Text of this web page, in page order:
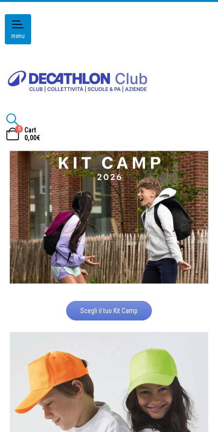
menu
0
Cart
0,00€
Scegli il tuo Kit Camp